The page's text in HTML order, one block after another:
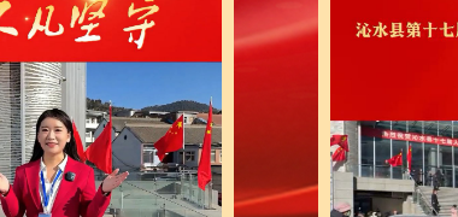
最大淡水三文鱼基地二期建成投产。全国
材发展示范县”称号。工业转型稳步推进。
，沁裕煤矿达产达效，预计全年煤炭产量
，预计全年新增钻井205口，煤层气利用
隆新型炭材项目扎实推进。引进新材料项目3